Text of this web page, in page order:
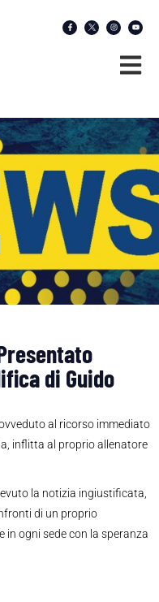
di Guido
al ricorso immediato
inflitta al proprio allenatore
la notizia ingiustificata,
di un proprio
in ogni sede con la speranza